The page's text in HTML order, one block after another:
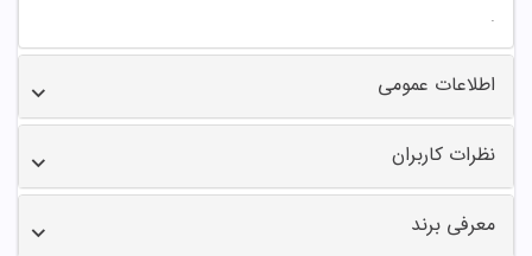
.
اطلاعات عمومی
نظرات کاربران
معرفی برند